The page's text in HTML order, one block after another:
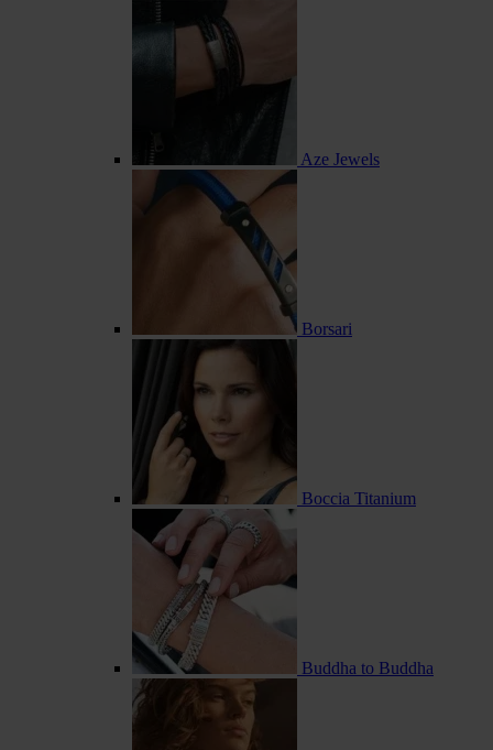
Aze Jewels
Borsari
Boccia Titanium
Buddha to Buddha